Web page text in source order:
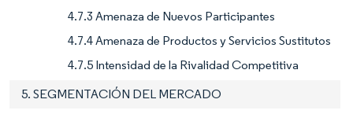
4.7.3 Amenaza de Nuevos Participantes
4.7.4 Amenaza de Productos y Servicios Sustitutos
4.7.5 Intensidad de la Rivalidad Competitiva
5. SEGMENTACIÓN DEL MERCADO